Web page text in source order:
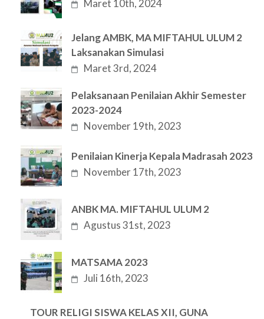
Maret 10th, 2024
Jelang AMBK, MA MIFTAHUL ULUM 2
Laksanakan Simulasi
Maret 3rd, 2024
Pelaksanaan Penilaian Akhir Semester
2023-2024
November 19th, 2023
Penilaian Kinerja Kepala Madrasah 2023
November 17th, 2023
ANBK MA. MIFTAHUL ULUM 2
Agustus 31st, 2023
MATSAMA 2023
Juli 16th, 2023
TOUR RELIGI SISWA KELAS XII, GUNA